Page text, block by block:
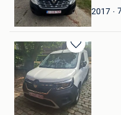
2017
Bart Veulemans
Tienen
Bewaren
in
Mijn
Favorieten
Bob Pouillon